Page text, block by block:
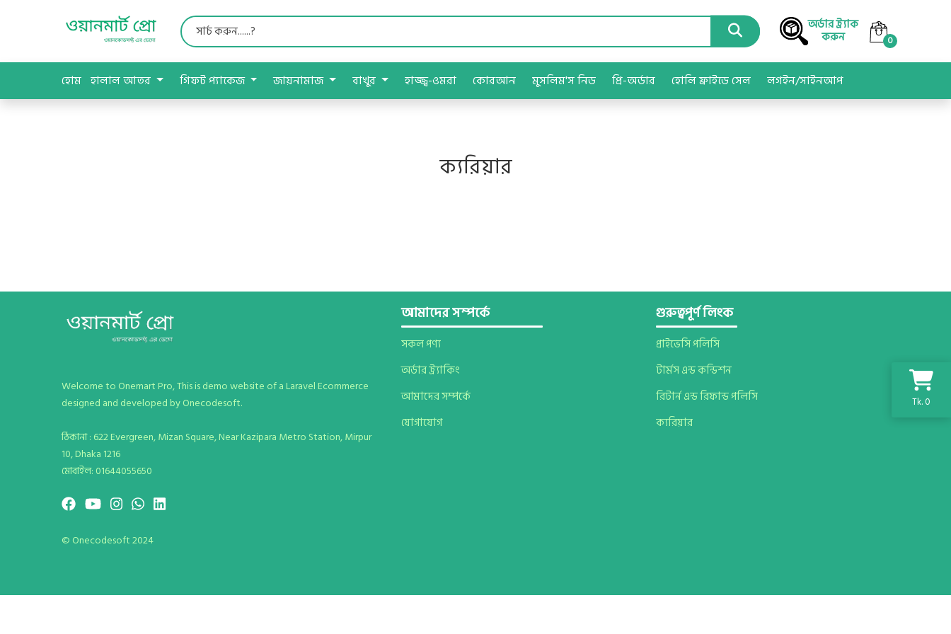
অর্ডার ট্র্যাক
করুন 0
হোম হালাল আতর গিফট প্যাকেজ জায়নামাজ বাখুর হাজ্জ্ব-ওমরা কোরআন মুসলিম'স নিড প্রি-অর্ডার হোলি ফ্রাইডে সেল লগইন/সাইনআপ
ক্যরিয়ার
Tk. 0
Welcome to Onemart Pro, This is demo website of a Laravel Ecommerce
designed and developed by Onecodesoft.
ঠিকানা : 622 Evergreen, Mizan Square, Near Kazipara Metro Station, Mirpur
10, Dhaka 1216
মোবাইল: 01644055650
© Onecodesoft 2024
আমাদের সম্পর্কে
সকল পণ্য
অর্ডার ট্র্যাকিং
আমাদের সম্পর্কে
যোগাযোগ
গুরুত্বপূর্ণ লিংক
প্রাইভেসি পলিসি
টার্মস এন্ড কন্ডিশন
রিটার্ন এন্ড রিফান্ড পলিসি
ক্যরিয়ার